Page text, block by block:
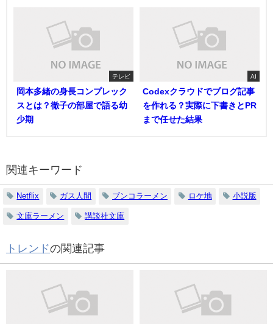
テレビ
岡本多緒の身長コンプレック
スとは？徹子の部屋で語る幼
少期
AI
Codexクラウドでブログ記事
を作れる？実際に下書きとPR
まで任せた結果
関連キーワード
Netflix ガス人間 ブンコラーメン ロケ地 小説版
文庫ラーメン 講談社文庫
トレンドの関連記事